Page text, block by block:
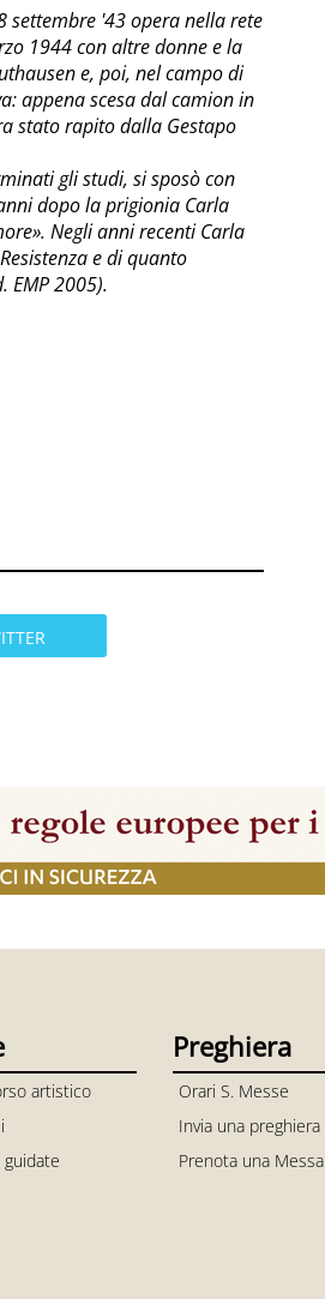
settembre '43 opera nella rete
1944 con altre donne e la
e, poi, nel campo di
appena scesa dal camion in
stato rapito dalla Gestapo
gli studi, si sposò con
dopo la prigionia Carla
Negli anni recenti Carla
e di quanto
EMP 2005).
artistico
Preghiera
Orari S. Messe
Invia una preghiera
Prenota una Messa